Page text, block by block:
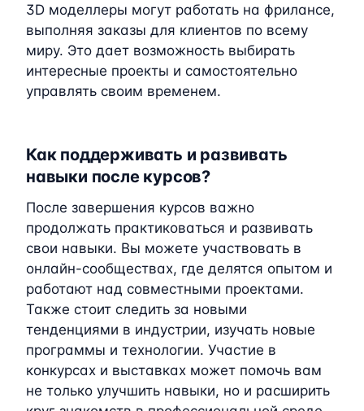
3D моделлеры могут работать на фрилансе,
выполняя заказы для клиентов по всему
миру. Это дает возможность выбирать
интересные проекты и самостоятельно
управлять своим временем.
Как поддерживать и развивать
навыки после курсов?
После завершения курсов важно
продолжать практиковаться и развивать
свои навыки. Вы можете участвовать в
онлайн-сообществах, где делятся опытом и
работают над совместными проектами.
Также стоит следить за новыми
тенденциями в индустрии, изучать новые
программы и технологии. Участие в
конкурсах и выставках может помочь вам
не только улучшить навыки, но и расширить